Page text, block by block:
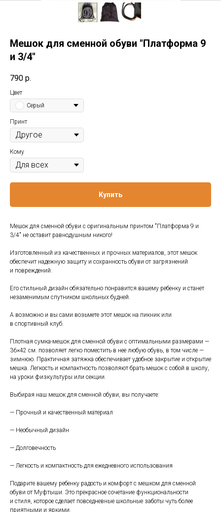
Мешок для сменной обуви "Платформа 9
и 3/4"
790 р.
Цвет
Серый
Принт
Кому
Купить
Мешок для сменной обуви с оригинальным принтом "Платформа 9 и
3/4" не оставит равнодушным никого!
Изготовленный из качественных и прочных материа лов, этот мешок
обеспечит надежную защиту и сохранность обуви от загрязнений
и повреждений.
Его стильный дизайн обязательно понравится вашему ребенку и станет
незаменимым спутником школьных будней.
А возможно и вы сами возьмете этот мешок на пикник или
в спортивный клуб.
Плотная сумка-мешок для сменной обуви с оптимальными размерами —
36×42 см. позволяет легко поместить в нее любую обувь, в том числе —
зимнюю. Практичная затяжка обеспечивает удобное закрытие и открытие
мешка. Легкость и компактность позволяют брать мешок с собой в школу,
на уроки физкультуры или секции.
Выбирая наш мешок для сменной обуви, вы получаете:
— Прочный и качественный материал
— Необычный дизайн
— Долговечность
— Легкость и компактность для ежедневного использования
Подарите вашему ребенку радость и комфорт с мешком для сменной
обуви от Муфтыши. Это прекрасное сочетание функциональности
и стиля, которое сделает повседневные школьные заботы чуть более
приятными и яркими.